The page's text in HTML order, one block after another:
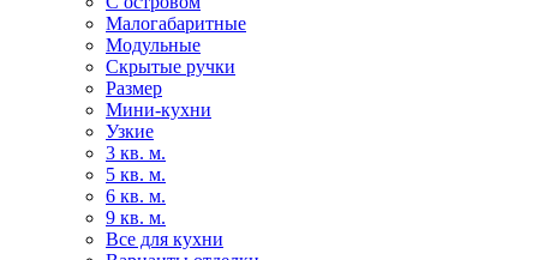
Малогабаритные
Модульные
Скрытые ручки
Размер
Мини-кухни
Узкие
3 кв. м.
5 кв. м.
6 кв. м.
9 кв. м.
Все для кухни